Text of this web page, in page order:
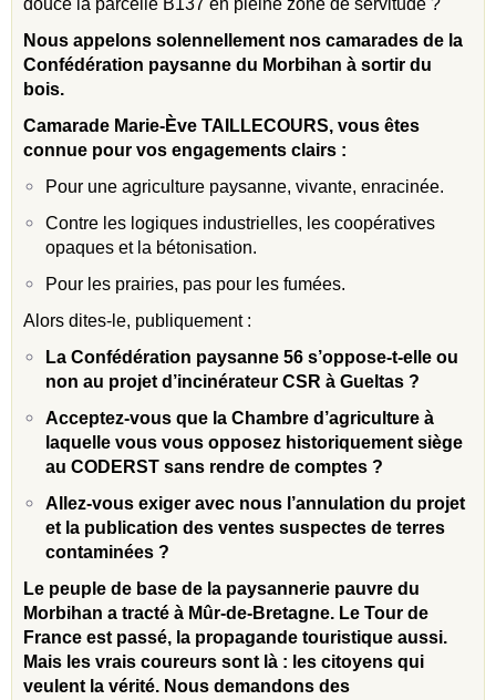
douce la parcelle B137 en pleine zone de servitude ?
Nous appelons solennellement nos camarades de la
Confédération paysanne du Morbihan à sortir du
bois.
Camarade Marie-Ève TAILLECOURS, vous êtes
connue pour vos engagements clairs :
Pour une agriculture paysanne, vivante, enracinée.
Contre les logiques industrielles, les coopératives
opaques et la bétonisation.
Pour les prairies, pas pour les fumées.
Alors dites-le, publiquement :
La Confédération paysanne 56 s’oppose-t-elle ou
non au projet d’incinérateur CSR à Gueltas ?
Acceptez-vous que la Chambre d’agriculture à
laquelle vous vous opposez historiquement siège
au CODERST sans rendre de comptes ?
Allez-vous exiger avec nous l’annulation du projet
et la publication des ventes suspectes de terres
contaminées ?
Le peuple de base de la paysannerie pauvre du
Morbihan a tracté à Mûr-de-Bretagne. Le Tour de
France est passé, la propagande touristique aussi.
Mais les vrais coureurs sont là : les citoyens qui
veulent la vérité. Nous demandons des